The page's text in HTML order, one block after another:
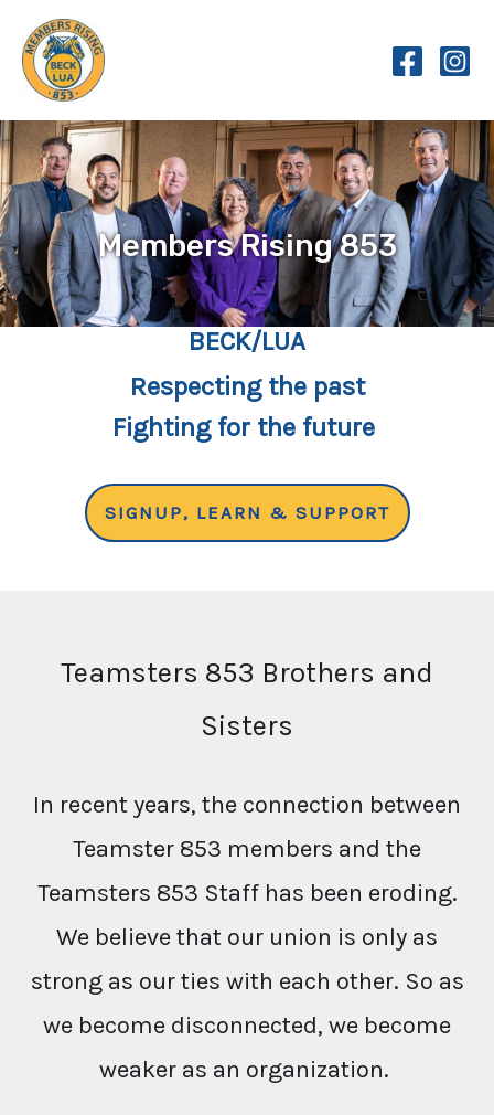
content
Members Rising 853
BECK/LUA
Respecting the past
Fighting for the future
SIGNUP, LEARN & SUPPORT
Teamsters 853 Brothers and
Sisters
In recent years, the connection between
Teamster 853 members and the
Teamsters 853 Staff has been eroding.
We believe that our union is only as
strong as our ties with each other. So as
we become disconnected, we become
weaker as an organization.